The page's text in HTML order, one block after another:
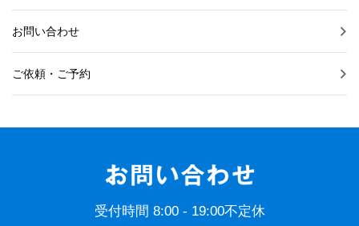
お問い合わせ
ご依頼・ご予約
受付時間 8:00 - 19:00不定休